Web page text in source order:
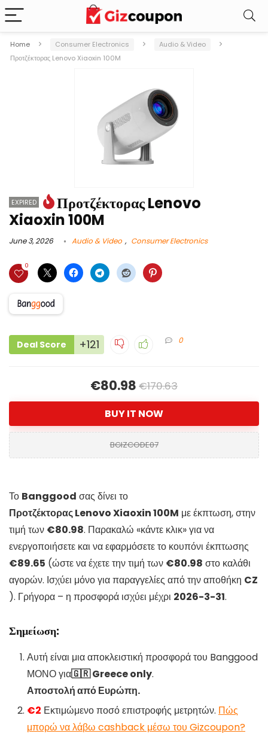
Home Consumer Electronics
Audio & Video
Προτζέκτορας Lenovo Xiaoxin 100M
EXPIRED
Προτζέκτορας Lenovo
Xiaoxin 100M
June 3, 2026 Audio & Video , Consumer Electronics
0
Deal Score +121 0
€80.98 €170.63
BUY IT NOW
BGIZCODE07
Το Banggood σας δίνει το
Προτζέκτορας Lenovo Xiaoxin 100M με έκπτωση, στην
τιμή των €80.98. Παρακαλώ «κάντε κλικ» για να
ενεργοποιήσετε και να εφαρμόσετε το κουπόνι έκπτωσης
€89.65 (ώστε να έχετε την τιμή των €80.98 στο καλάθι
αγορών. Ισχύει μόνο για παραγγελίες από την αποθήκη CZ
). Γρήγορα – η προσφορά ισχύει μέχρι 2026-3-31.
Σημείωση:
Αυτή είναι μια αποκλειστική προσφορά του Banggood
ΜΟΝΟ για🇬🇷 Greece only.
Αποστολή από Ευρώπη.
€2 Εκτιμώμενο ποσό επιστροφής μετρητών. Πώς
μπορώ να λάβω cashback μέσω του Gizcoupon?